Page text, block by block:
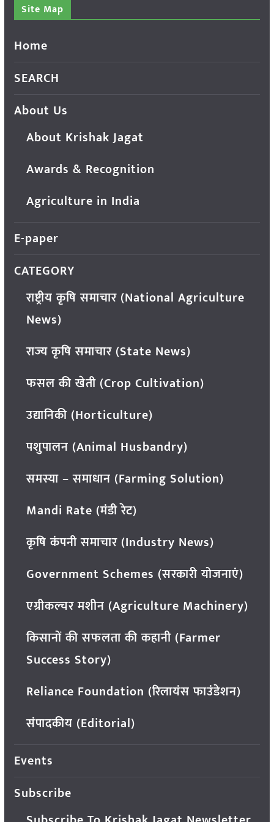
Site Map
Home
SEARCH
About Us
About Krishak Jagat
Awards & Recognition
Agriculture in India
E-paper
CATEGORY
राष्ट्रीय कृषि समाचार (National Agriculture
News)
राज्य कृषि समाचार (State News)
फसल की खेती (Crop Cultivation)
उद्यानिकी (Horticulture)
पशुपालन (Animal Husbandry)
समस्या – समाधान (Farming Solution)
Mandi Rate (मंडी रेट)
कृषि कंपनी समाचार (Industry News)
Government Schemes (सरकारी योजनाएं)
एग्रीकल्चर मशीन (Agriculture Machinery)
किसानों की सफलता की कहानी (Farmer
Success Story)
Reliance Foundation (रिलायंस फाउंडेशन)
संपादकीय (Editorial)
Events
Subscribe